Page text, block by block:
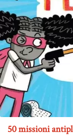
50 missioni